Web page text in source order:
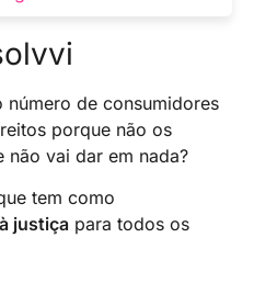
condições em
eventos locais, e
para economizar e
número de consumidores
porque não os
não vai dar em nada?
tem como
justiça para todos os